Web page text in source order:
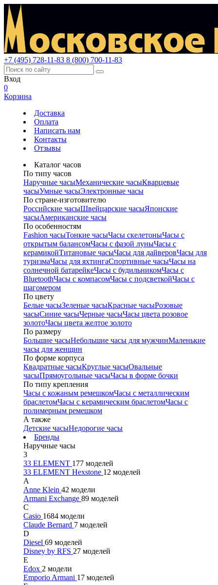
+7 (495) 728-11-83 8 (800) 700-11-83
Вход
0
Корзина
Доставка
Оплата
Написать нам
Контакты
Отзывы
Каталог часов
По типу часов
Наручные часыМеханические часыКварцевые
часыУмные часыЭлектронные часы
По стране-изготовителю
Российские часыШвейцарские часыЯпонские
часыАмериканские часы
По особенностям
Fashion часыТонкие часыЧасы скелетоныЧасы с
открытым балансомЧасы с фазой луныЧасы с
керамикойТитановые часыЧасы для дайверовЧасы для
туризмаЧасы для яхтингаСпортивные часыЧасы на
солнечной батарейкеЧасы с будильникомЧасы с
BluetoothЧасы с компасомЧасы с подсветкойЧасы с
шагомером
По цвету
Белые часыЗеленые часыКрасные часыРозовые
часыСиние часыЧерные часыЧасы цвета розовое
золотоЧасы цвета желтое золото
По размеру
Большие часыНебольшие часы для мужчинМаленькие
часы для женщин
По форме корпуса
Квадратные часыКруглые часыОвальные
часыПрямоугольные часыЧасы в форме бочки
По типу крепления
Часы с кожаным ремешкомЧасы с металлическим
браслетомЧасы с керамическим браслетомЧасы с
полимерным ремешком
А также
Детские часыНедорогие часы
Бренды
Наручные часы
3
33 ELEMENT 177 моделей
33 ELEMENT Hexstone 12 моделей
A
Anne Klein 42 модели
Armani Exchange 89 моделей
C
Casio 1684 модели
Claude Bernard 7 моделей
D
Diesel 69 моделей
Disney by RFS 27 моделей
E
Edox 2 модели
Emporio Armani 17 моделей